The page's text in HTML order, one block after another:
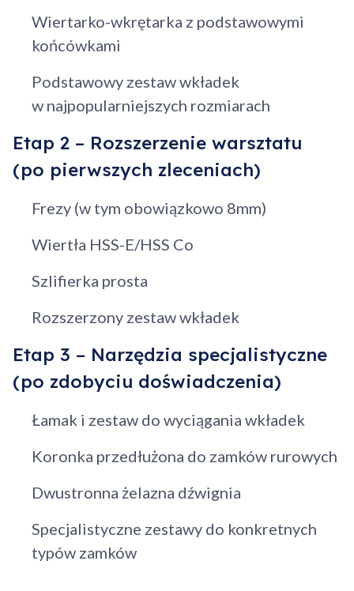
Wiertarko-wkrętarka z podstawowymi
końcówkami
Podstawowy zestaw wkładek
w najpopularniejszych rozmiarach
Etap 2 – Rozszerzenie warsztatu
(po pierwszych zleceniach)
Frezy (w tym obowiązkowo 8mm)
Wiertła HSS-E/HSS Co
Szlifierka prosta
Rozszerzony zestaw wkładek
Etap 3 – Narzędzia specjalistyczne
(po zdobyciu doświadczenia)
Łamak i zestaw do wyciągania wkładek
Koronka przedłużona do zamków rurowych
Dwustronna żelazna dźwignia
Specjalistyczne zestawy do konkretnych
typów zamków